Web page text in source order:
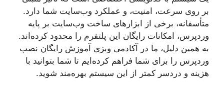
بر روی سرعت، امنیت، و عملکرد وب‌سایت شما دارد.
متأسفانه، برخی از ابزارهای ساخت وب‌سایت بر پایه
وردپرس، امکانات رایگان این پلتفرم را محدود کرده‌اند.
به همین دلیل، ما در آکادمی وبزی آموزش رایگان نصب
وردپرس را برای شما فراهم کرده‌ایم تا شما بتوانید با
هزینه و دردسر کمتر از این سیستم بهره‌مند شوید.